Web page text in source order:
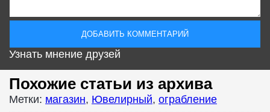
Узнать мнение друзей
Похожие статьи из архива
Метки: магазин, Ювелирный, ограбление